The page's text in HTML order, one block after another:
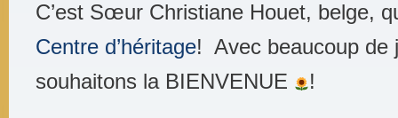
C’est Sœur Christiane Houet, belge,
Centre d’héritage! Avec beaucoup de
souhaitons la BIENVENUE
!